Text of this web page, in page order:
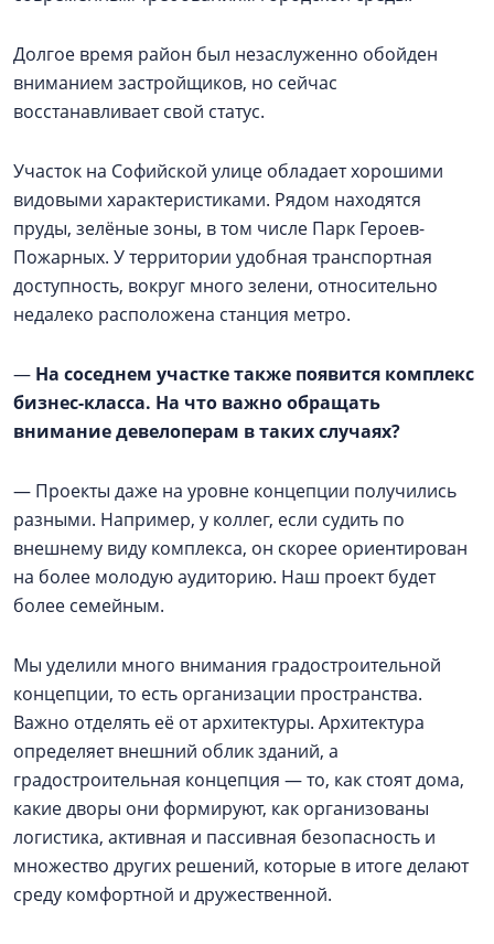
Долгое время район был незаслуженно обойден
вниманием застройщиков, но сейчас
восстанавливает свой статус.
Участок на Софийской улице обладает хорошими
видовыми характеристиками. Рядом находятся
пруды, зелёные зоны, в том числе Парк Героев-
Пожарных. У территории удобная транспортная
доступность, вокруг много зелени, относительно
недалеко расположена станция метро.
— На соседнем участке также появится комплекс
бизнес-класса. На что важно обращать
внимание девелоперам в таких случаях?
— Проекты даже на уровне концепции получились
разными. Например, у коллег, если судить по
внешнему виду комплекса, он скорее ориентирован
на более молодую аудиторию. Наш проект будет
более семейным.
Мы уделили много внимания градостроительной
концепции, то есть организации пространства.
Важно отделять её от архитектуры. Архитектура
определяет внешний облик зданий, а
градостроительная концепция — то, как стоят дома,
какие дворы они формируют, как организованы
логистика, активная и пассивная безопасность и
множество других решений, которые в итоге делают
среду комфортной и дружественной.